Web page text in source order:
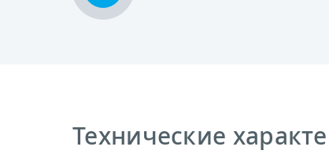
Технические